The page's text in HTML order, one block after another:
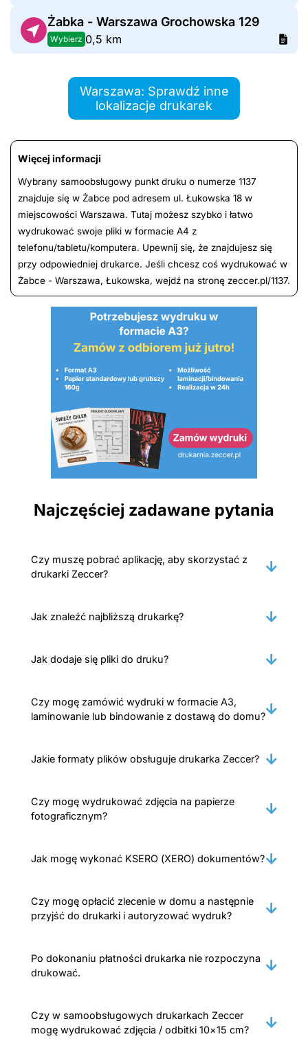
Żabka - Warszawa Grochowska 129
Wybierz 0,5 km
Warszawa: Sprawdź inne
lokalizacje drukarek
Więcej informacji
Wybrany samoobsługowy punkt druku o numerze 1137
znajduje się w Żabce pod adresem ul. Łukowska 18 w
miejscowości Warszawa. Tutaj możesz szybko i łatwo
wydrukować swoje pliki w formacie A4 z
telefonu/tabletu/komputera. Upewnij się, że znajdujesz się
przy odpowiedniej drukarce. Jeśli chcesz coś wydrukować w
Żabce - Warszawa, Łukowska, wejdź na stronę zeccer.pl/1137.
Najczęściej zadawane pytania
Czy muszę pobrać aplikację, aby skorzystać z
drukarki Zeccer?
Jak znaleźć najbliższą drukarkę?
Jak dodaje się pliki do druku?
Czy mogę zamówić wydruki w formacie A3,
laminowanie lub bindowanie z dostawą do domu?
Jakie formaty plików obsługuje drukarka Zeccer?
Czy mogę wydrukować zdjęcia na papierze
fotograficznym?
Jak mogę wykonać KSERO (XERO) dokumentów?
Czy mogę opłacić zlecenie w domu a następnie
przyjść do drukarki i autoryzować wydruk?
Po dokonaniu płatności drukarka nie rozpoczyna
drukować.
Czy w samoobsługowych drukarkach Zeccer
mogę wydrukować zdjęcia / odbitki 10×15 cm?